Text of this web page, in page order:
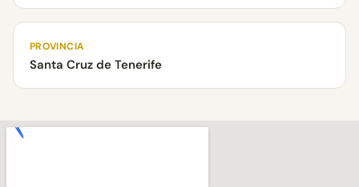
PROVINCIA
Santa Cruz de Tenerife